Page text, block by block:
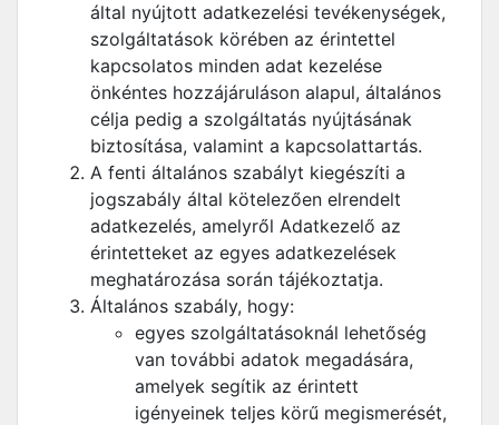
által nyújtott adatkezelési tevékenységek,
szolgáltatások körében az érintettel
kapcsolatos minden adat kezelése
önkéntes hozzájáruláson alapul, általános
célja pedig a szolgáltatás nyújtásának
biztosítása, valamint a kapcsolattartás.
A fenti általános szabályt kiegészíti a
jogszabály által kötelezően elrendelt
adatkezelés, amelyről Adatkezelő az
érintetteket az egyes adatkezelések
meghatározása során tájékoztatja.
Általános szabály, hogy:
egyes szolgáltatásoknál lehetőség
van további adatok megadására,
amelyek segítik az érintett
igényeinek teljes körű megismerését,